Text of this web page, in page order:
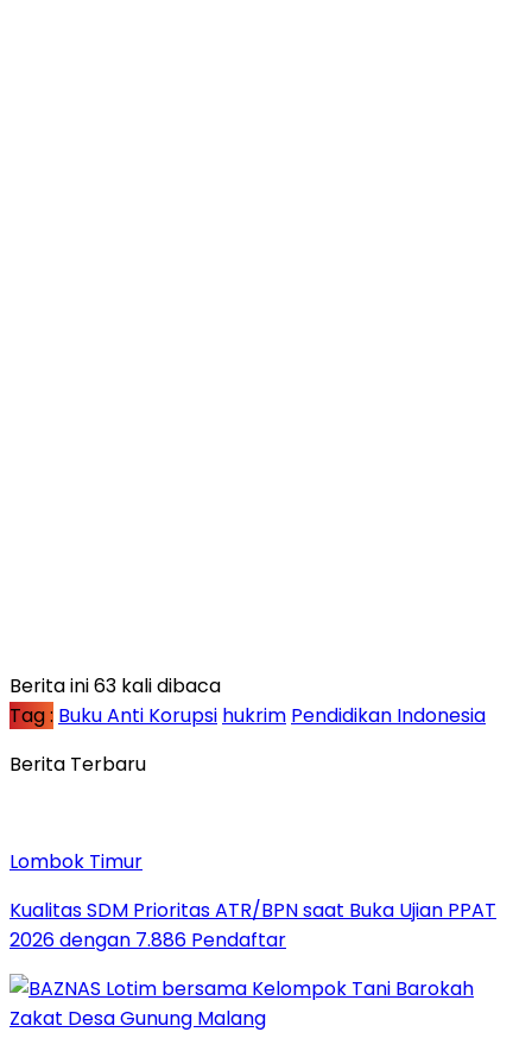
Berita ini 63 kali dibaca
Tag : Buku Anti Korupsi hukrim Pendidikan Indonesia
Berita Terbaru
Lombok Timur
Kualitas SDM Prioritas ATR/BPN saat Buka Ujian PPAT
2026 dengan 7.886 Pendaftar